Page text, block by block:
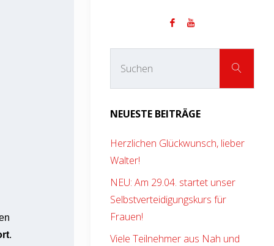
.
SUCHEN
NEUESTE BEITRÄGE
Herzlichen Glückwunsch, lieber
Walter!
NEU: Am 29.04. startet unser
Selbstverteidigungskurs für
Frauen!
Viele Teilnehmer aus Nah und